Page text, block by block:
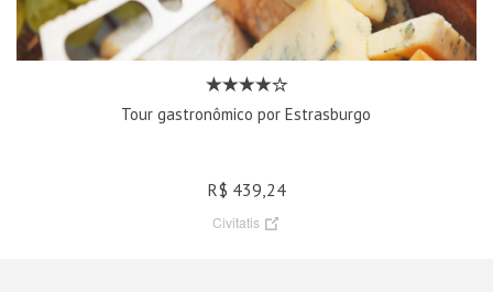
Tour gastronômico por Estrasburgo
R$ 439,24
Civitatis